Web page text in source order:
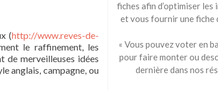
(http://www.reves-de-
le raffinement, les
de merveilleuses idées
anglais, campagne, ou
fiches afin d’optimiser
et vous fournir une fiche
« Vous pouvez voter en
pour faire monter ou
dernière dans nos